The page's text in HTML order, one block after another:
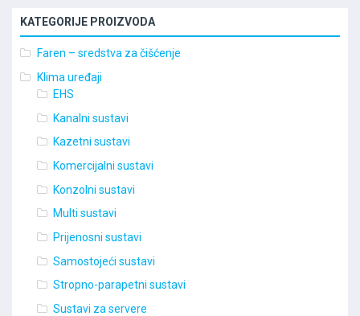
KATEGORIJE PROIZVODA
Faren – sredstva za čišćenje
Klima uređaji
EHS
Kanalni sustavi
Kazetni sustavi
Komercijalni sustavi
Konzolni sustavi
Multi sustavi
Prijenosni sustavi
Samostojeći sustavi
Stropno-parapetni sustavi
Sustavi za servere